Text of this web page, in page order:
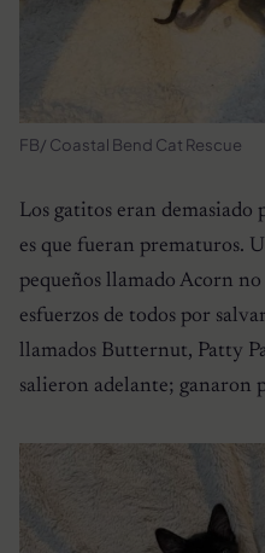
FB/ Coastal Bend Cat Rescue
Los gatitos eran demasiado
es que fueran prematuros.
pequeños llamado Acorn
esfuerzos de todos por
llamados Butternut, Patty
salieron adelante; ganaron